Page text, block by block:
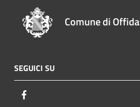
Comune di Offida
SEGUICI SU